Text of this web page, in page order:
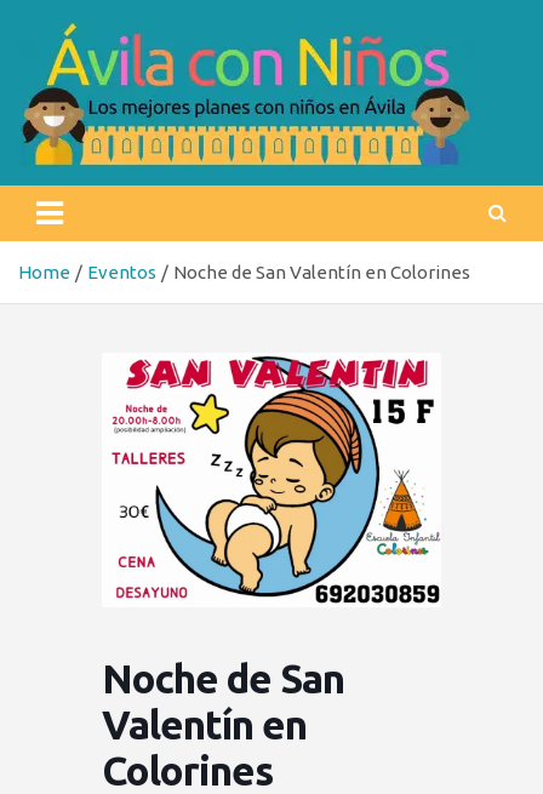
content
Ávila con niños
Home Eventos Noche de San Valentín en Colorines
Noche de San
Valentín en
Colorines